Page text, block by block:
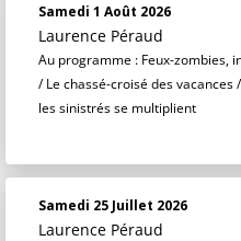
Samedi 1 Août 2026
Laurence Péraud
Au programme : Feux-zombies,
/ Le chassé-croisé des
les sinistrés se multiplient
Samedi 25 Juillet 2026
Laurence Péraud